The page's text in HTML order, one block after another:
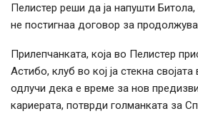
Пелистер реши да ја напушти
не постигнаа договор за
Прилепчанката, која во Пелистер
Астибо, клуб во кој ја стекна
одлучи дека е време за нов
кариерата, потврди голманката за